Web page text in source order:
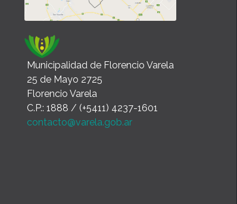
Municipalidad de Florencio Varela
25 de Mayo 2725
Florencio Varela
C.P.: 1888 / (+5411) 4237-1601
contacto@varela.gob.ar